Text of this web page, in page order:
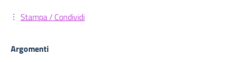
Stampa / Condividi
Argomenti